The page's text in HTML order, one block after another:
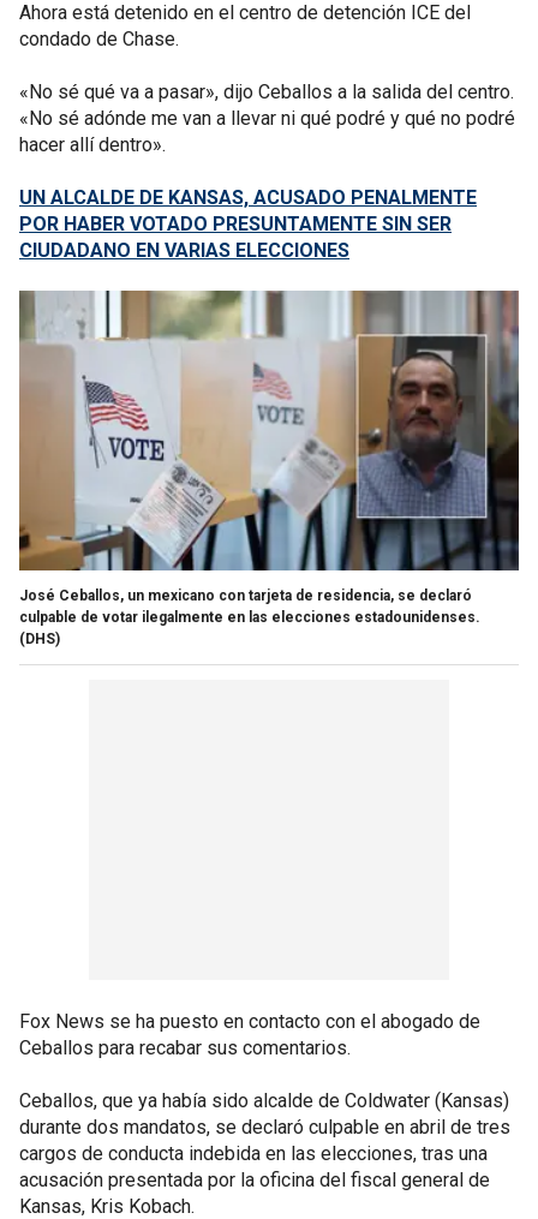
Ahora está detenido en el centro de detención ICE del
condado de Chase.
«No sé qué va a pasar», dijo Ceballos a la salida del centro.
«No sé adónde me van a llevar ni qué podré y qué no podré
hacer allí dentro».
UN ALCALDE DE KANSAS, ACUSADO PENALMENTE
POR HABER VOTADO PRESUNTAMENTE SIN SER
CIUDADANO EN VARIAS ELECCIONES
José Ceballos, un mexicano con tarjeta de residencia, se declaró
culpable de votar ilegalmente en las elecciones estadounidenses.
(DHS)
Fox News se ha puesto en contacto con el abogado de
Ceballos para recabar sus comentarios.
Ceballos, que ya había sido alcalde de Coldwater (Kansas)
durante dos mandatos, se declaró culpable en abril de tres
cargos de conducta indebida en las elecciones, tras una
acusación presentada por la oficina del fiscal general de
Kansas, Kris Kobach.